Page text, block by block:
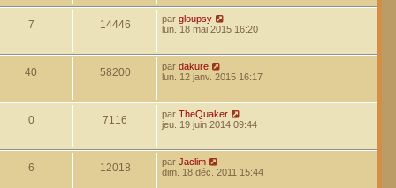
7 14446 par gloupsy
lun. 18 mai 2015 16:20
40 58200 par dakure
lun. 12 janv. 2015 16:17
0 7116 par TheQuaker
jeu. 19 juin 2014 09:44
6 12018 par Jaclim
dim. 18 déc. 2011 15:44